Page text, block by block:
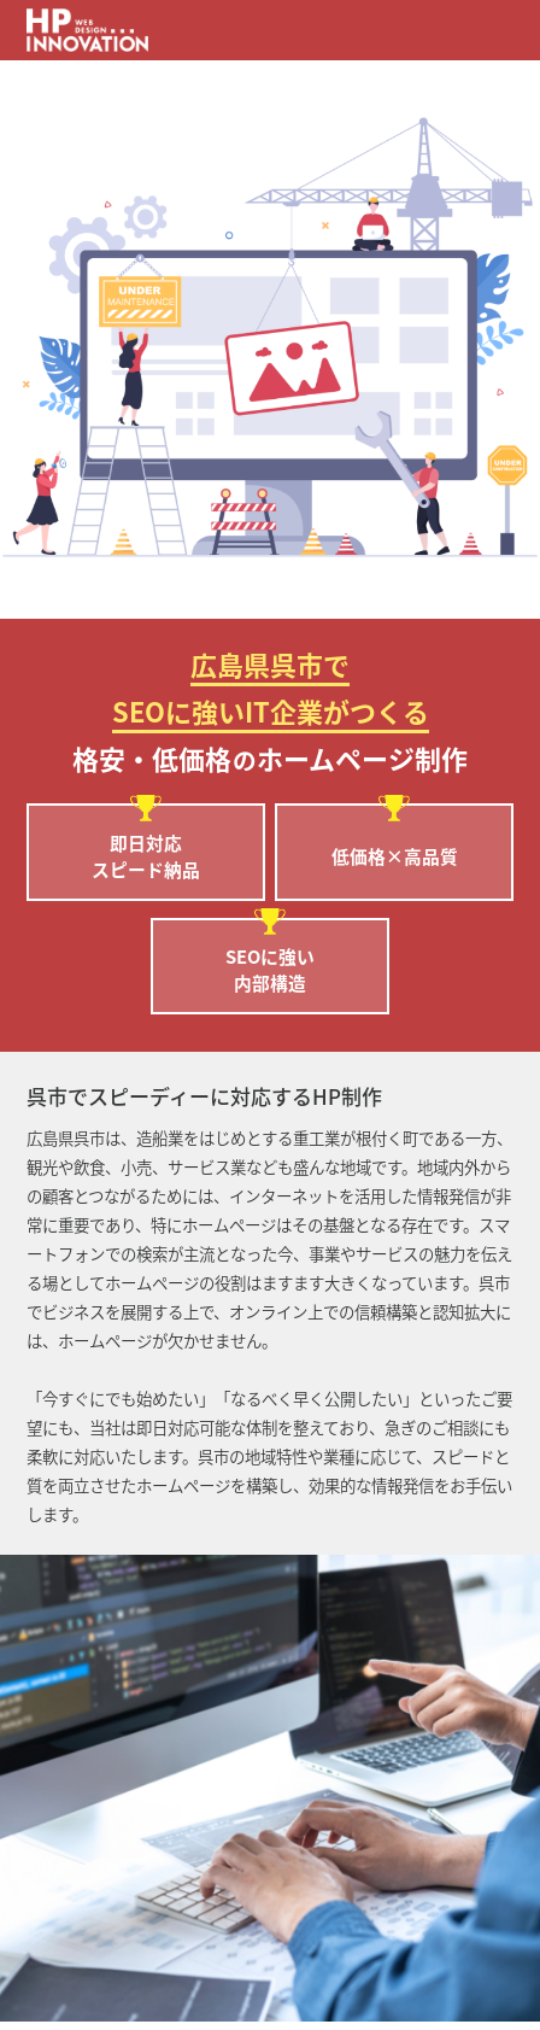
広島県呉市で
SEOに強いIT企業がつくる
格安・低価格のホームページ制作
即日対応
スピード納品
低価格×高品質
SEOに強い
内部構造
呉市でスピーディーに対応するHP制作
広島県呉市は、造船業をはじめとする重工業が根付く町である一方、
観光や飲食、小売、サービス業なども盛んな地域です。地域内外から
の顧客とつながるためには、インターネットを活用した情報発信が非
常に重要であり、特にホームページはその基盤となる存在です。スマ
ートフォンでの検索が主流となった今、事業やサービスの魅力を伝え
る場としてホームページの役割はますます大きくなっています。呉市
でビジネスを展開する上で、オンライン上での信頼構築と認知拡大に
は、ホームページが欠かせません。
「今すぐにでも始めたい」「なるべく早く公開したい」といったご要
望にも、当社は即日対応可能な体制を整えており、急ぎのご相談にも
柔軟に対応いたします。呉市の地域特性や業種に応じて、スピードと
質を両立させたホームページを構築し、効果的な情報発信をお手伝い
します。